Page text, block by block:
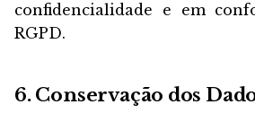
confidencialidade e em
RGPD.
6. Conservação dos